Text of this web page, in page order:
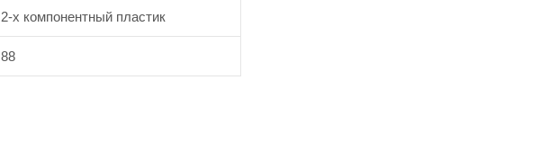
2-х компонентный пластик
88